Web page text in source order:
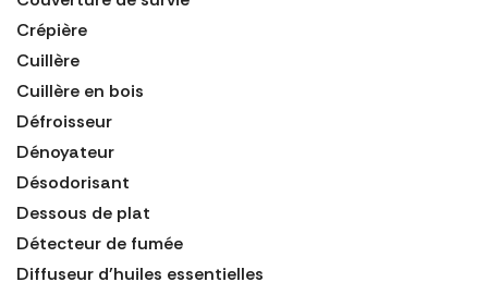
Crépière
Cuillère
Cuillère en bois
Défroisseur
Dénoyateur
Désodorisant
Dessous de plat
Détecteur de fumée
Diffuseur d'huiles essentielles